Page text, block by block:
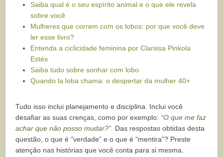
Saiba qual é o seu espírito animal e o que ele revela
sobre você
Mulheres que correm com os lobos: por que você deve
ler esse livro?
Entenda a ciclicidade feminina por Clarissa Pinkola
Estés
Saiba tudo sobre sonhar com lobo
Quando la loba chama: o despertar da mulher 40+
Tudo isso inclui planejamento e disciplina. Inclui você
desafiar as suas crenças, como por exemplo: “O que me faz
achar que não posso mudar?”. Das respostas obtidas desta
questão, o que é “verdade” e o que é “mentira”? Preste
atenção nas histórias que você conta para si mesma.